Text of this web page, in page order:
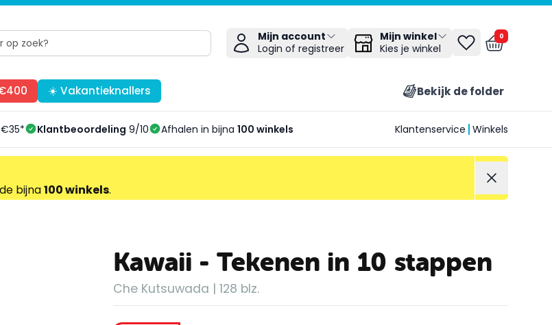
Mijn account
Login of registreer
Mijn winkel
Kies je winkel
0
☀️ Vakantieknallers Bekijk de folder
Klantbeoordeling 9/10 Afhalen in bijna 100 winkels Klantenservice Winkels
bijna100 winkels.
Kawaii - Tekenen in 10 stappen
Che Kutsuwada | 128 blz.